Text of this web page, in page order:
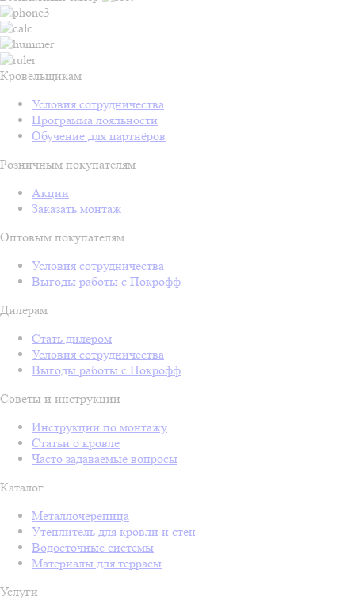
Кровельщикам
Условия сотрудничества
Программа лояльности
Обучение для партнёров
Розничным покупателям
Акции
Заказать монтаж
Оптовым покупателям
Условия сотрудничества
Выгоды работы с Покрофф
Дилерам
Стать дилером
Условия сотрудничества
Выгоды работы с Покрофф
Советы и инструкции
Инструкции по монтажу
Статьи о кровле
Часто задаваемые вопросы
Каталог
Металлочерепица
Утеплитель для кровли и стен
Водосточные системы
Материалы для террасы
Услуги